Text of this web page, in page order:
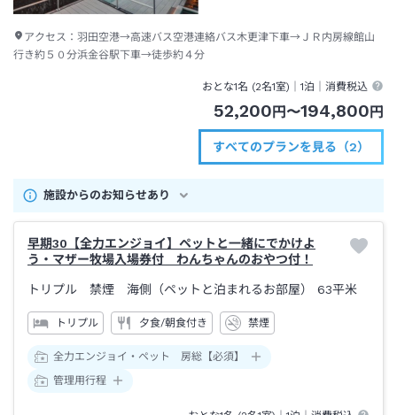
アクセス： 羽田空港→高速バス空港連絡バス木更津下車→ＪＲ内房線館山
行き約５０分浜金谷駅下車→徒歩約４分
おとな1名 (2名1室)｜1泊 ｜消費税込
52,200円〜194,800円
すべてのプランを見る（2）
施設からのお知らせあり
早期30【全力エンジョイ】ペットと一緒にでかけよ
う・マザー牧場入場券付 わんちゃんのおやつ付！
トリプル 禁煙 海側（ペットと泊まれるお部屋） 63平米
トリプル 夕食/朝食付き 禁煙
全力エンジョイ・ペット 房総【必須】
管理用行程